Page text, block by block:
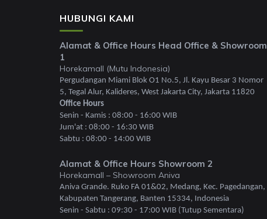
HUBUNGI KAMI
Alamat & Office Hours Head Office & Showroom
1
Horekamall (Mutu Indonesia)
Pergudangan Miami Blok O1 No.5, Jl. Kayu Besar 3 Nomor
5, Tegal Alur, Kalideres, West Jakarta City, Jakarta 11820
Office Hours
Senin - Kamis : 08:00 - 16:00 WIB
Jum'at : 08:00 - 16:30 WIB
Sabtu : 08:00 - 14:00 WIB
Alamat & Office Hours Showroom 2
Horekamall – Showroom Aniva
Aniva Grande. Ruko FA 01&02, Medang, Kec. Pagedangan,
Kabupaten Tangerang, Banten 15334, Indonesia
Senin - Sabtu : 09:30 - 17:00 WIB (Tutup Sementara)